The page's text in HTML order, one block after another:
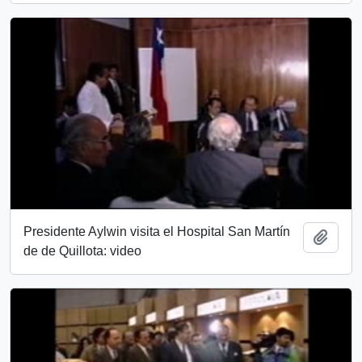
Presidente Aylwin visita el Hospital San Martín
de de Quillota: video